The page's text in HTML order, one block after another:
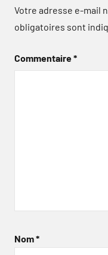
Votre adresse e-mail
obligatoires sont
Commentaire*
Nom*